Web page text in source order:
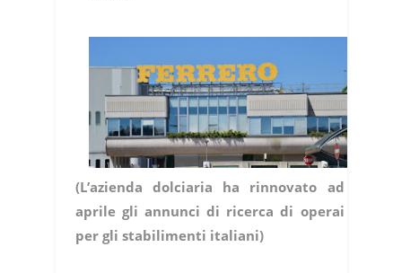
(L’azienda dolciaria ha rinnovato ad
aprile gli annunci di ricerca di operai
per gli stabilimenti italiani)